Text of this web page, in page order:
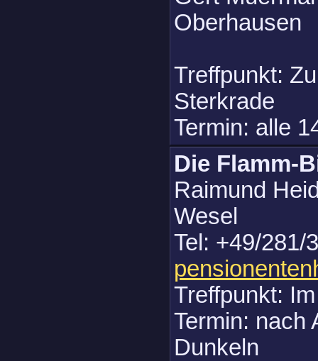
Oberhausen
Treffpunkt:
Sterkrade
Termin: alle
Die Flamm-
Raimund
Wesel
Tel: +49/281/
Treffpunkt:
Termin: nach
Dunkeln